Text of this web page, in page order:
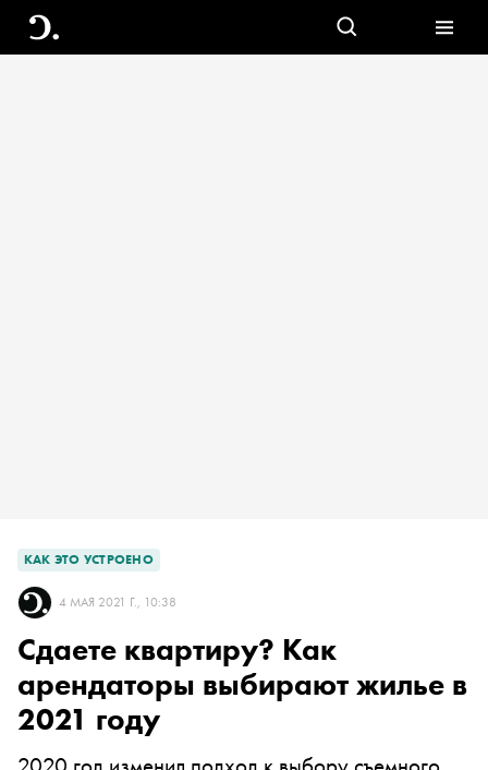
КАК ЭТО УСТРОЕНО
4 МАЯ 2021 Г., 10:38
Сдаете квартиру? Как
арендаторы выбирают жилье в
2021 году